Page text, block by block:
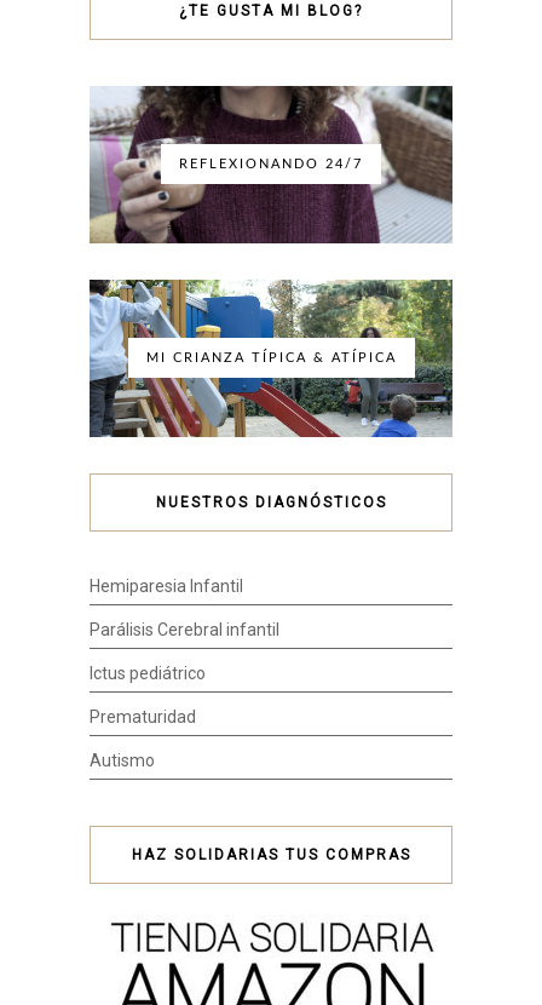
¿TE GUSTA MI BLOG?
REFLEXIONANDO 24/7
MI CRIANZA TÍPICA & ATÍPICA
NUESTROS DIAGNÓSTICOS
Hemiparesia Infantil
Parálisis Cerebral infantil
Ictus pediátrico
Prematuridad
Autismo
HAZ SOLIDARIAS TUS COMPRAS